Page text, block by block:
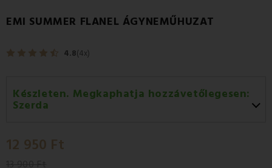
EMI SUMMER FLANEL ÁGYNEMŰHUZAT
4.8(4x)
Készleten. Megkaphatja hozzávetőlegesen:
Szerda
Csütörtök 13.08
12 950 Ft